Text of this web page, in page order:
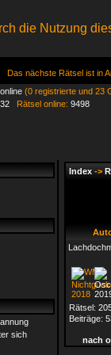
die Nutzung
Das nächste Rätsel ist in
online (0 registrierte und 23
Rätsel online: 9498
sich
Index ->
Rätsel:
Beiträge:
nach